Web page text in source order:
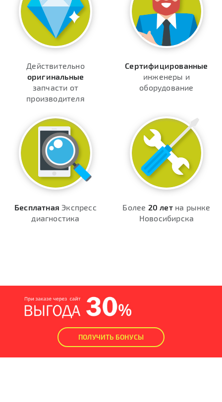
Действительно
оригинальные
запчасти от
производителя
Сертифицированные
инженеры и
оборудование
Бесплатная Экспресс
диагностика
Более 20 летна рынке
Новосибирска
ПОЛУЧИТЬ БОНУСЫ